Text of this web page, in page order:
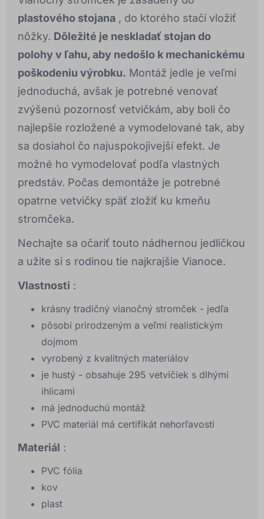
plastového stojana , do ktorého stačí vložiť
nôžky. Dôležité je neskladať stojan do
polohy v ľahu, aby nedošlo k mechanickému
poškodeniu výrobku. Montáž jedle je veľmi
jednoduchá, avšak je potrebné venovať
zvýšenú pozornosť vetvičkám, aby boli čo
najlepšie rozložené a vymodelované tak, aby
sa dosiahol čo najuspokojivejší efekt. Je
možné ho vymodelovať podľa vlastných
predstáv. Počas demontáže je potrebné
opatrne vetvičky späť zložiť ku kmeňu
stromčeka.
Nechajte sa očariť touto nádhernou jedličkou
a užite si s rodinou tie najkrajšie Vianoce.
Vlastnosti :
krásny tradičný vianočný stromček - jedľa
pôsobí prirodzeným a veľmi realistickým
dojmom
vyrobený z kvalitných materiálov
je hustý - obsahuje 295 vetvičiek s dlhými
ihlicami
má jednoduchú montáž
PVC materiál má certifikát nehorľavosti
Materiál :
PVC fólia
kov
plast